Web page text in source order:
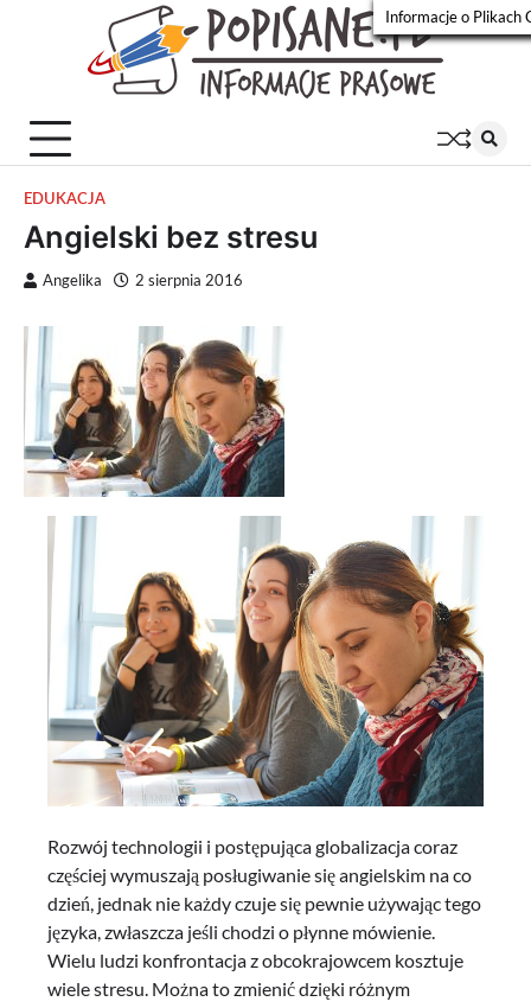
EDUKACJA
Angielski bez stresu
Angelika 2 sierpnia 2016
Rozwój technologii i postępująca globalizacja coraz
częściej wymuszają posługiwanie się angielskim na co
dzień, jednak nie każdy czuje się pewnie używając tego
języka, zwłaszcza jeśli chodzi o płynne mówienie.
Wielu ludzi konfrontacja z obcokrajowcem kosztuje
wiele stresu. Można to zmienić dzięki różnym
Informacje o Plikach